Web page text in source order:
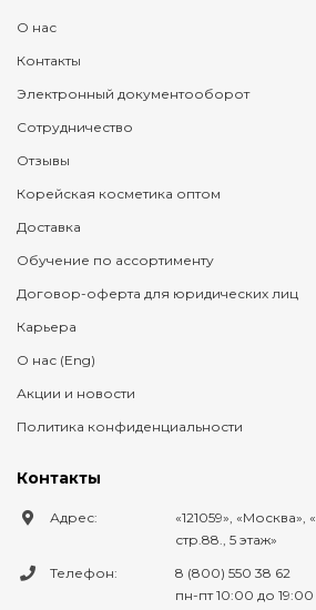
О нас
Контакты
Электронный документооборот
Сотрудничество
Отзывы
Корейская косметика оптом
Доставка
Обучение по ассортименту
Договор-оферта для юридических лиц
Карьера
О нас (Eng)
Акции и новости
Политика конфиденциальности
Контакты
Адрес: 121059 , Москва ,
стр.88., 5 этаж
Телефон:
8 (800) 550 38 62
пн-пт 10:00 до 19:00